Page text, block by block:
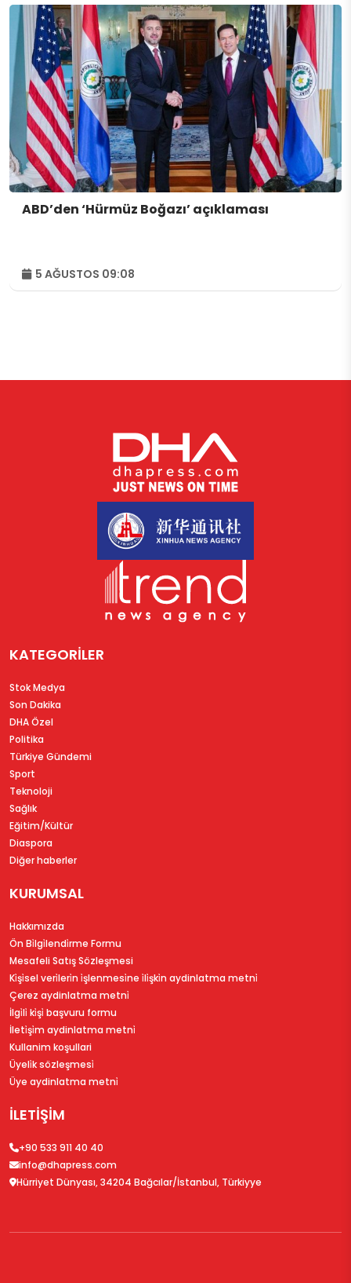
ABD’den ‘Hürmüz Boğazı’ açıklaması
5 AĞUSTOS 09:08
KATEGORİLER
Stok Medya
Son Dakika
DHA Özel
Politika
Türkiye Gündemi
Sport
Teknoloji
Sağlık
Eğitim/Kültür
Diaspora
Diğer haberler
KURUMSAL
Hakkımızda
Ön Bi̇lgi̇lendi̇rme Formu
Mesafeli Satış Sözleşmesi
Ki̇şi̇sel veri̇leri̇n i̇şlenmesi̇ne i̇li̇şki̇n aydinlatma metni̇
Çerez aydinlatma metni̇
İlgi̇li̇ ki̇şi̇ başvuru formu
İleti̇şi̇m aydinlatma metni̇
Kullanim koşullari
Üyeli̇k sözleşmesi̇
Üye aydinlatma metni̇
İLETİŞİM
+90 533 911 40 40
info@dhapress.com
Hürriyet Dünyası, 34204 Bağcılar/İstanbul, Türkiyye